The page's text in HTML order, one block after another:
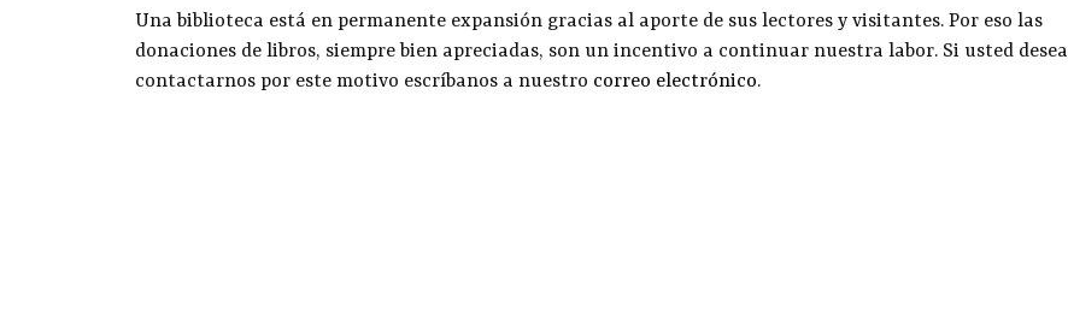
Una biblioteca está en permanente expansión gracias al aporte de sus lectores y visitantes. Por eso las
donaciones de libros, siempre bien apreciadas, son un incentivo a continuar nuestra labor. Si usted desea
contactarnos por este motivo escríbanos a nuestro correo electrónico.